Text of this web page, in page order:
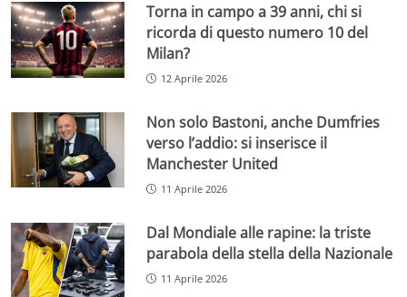
Torna in campo a 39 anni, chi si
ricorda di questo numero 10 del
Milan?
12 Aprile 2026
Non solo Bastoni, anche Dumfries
verso l’addio: si inserisce il
Manchester United
11 Aprile 2026
Dal Mondiale alle rapine: la triste
parabola della stella della Nazionale
11 Aprile 2026